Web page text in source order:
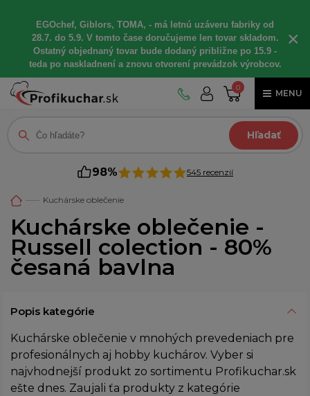
EGOchef, Giblors, TOMA, - má letnú uzáveru fabriky od
28.7. do 5.9. V tomto čase doručujeme len tovar skladom.
Ostatný objednaný tovar bude dodaný približne po 15.9 -
teda po naskladnení a znovu otvorení prevádzok výrobcov.
×
0
MENU
Hľadať
98% 545 recenzií
Kuchárske oblečenie
Kuchárske oblečenie -
Russell colection - 80%
česaná bavlna
Popis kategórie
Kuchárske oblečenie v mnohých prevedeniach pre
profesionálnych aj hobby kuchárov. Vyber si
najvhodnejší produkt zo sortimentu Profikuchar.sk
ešte dnes. Zaujali ťa produkty z kategórie